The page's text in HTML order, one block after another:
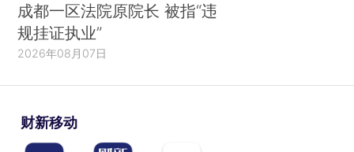
成都一区法院原院长 被指“违
规挂证执业”
2026年08月07日
财新移动